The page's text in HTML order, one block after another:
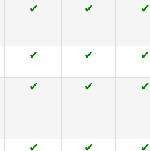
✔ ✔ ✔
✔ ✔ ✔
✔ ✔ ✔
✔ ✔
✔